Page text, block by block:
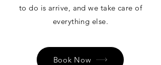
to do is arrive, and we take care of
everything else.
Book Now